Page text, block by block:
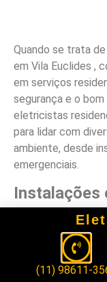
Quando se trata
em Vila Euclides ,
em serviços
segurança e o
eletricistas
para lidar com
ambiente, desde
emergenciais.
Instalações
Os eletricistas
responsáveis por
eficientes,
sua casa estejam
(11) 98611-